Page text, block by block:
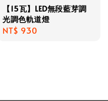
【15瓦】LED無段藍芽調
光調色軌道燈
Regular
NT$ 930